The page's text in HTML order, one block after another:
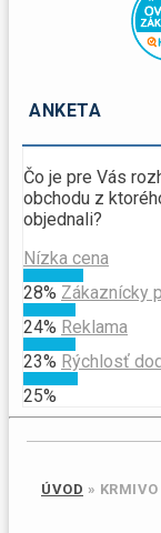
ANKETA
Čo je pre Vás
obchodu z
objednali?
Nízka cena
28% Zákaznícky
24% Reklama
23% Rýchlosť
25%
ÚVOD »